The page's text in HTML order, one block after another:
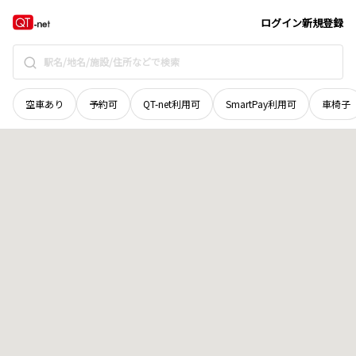
ログイン新規登録
空車あり 予約可 QT-net利用可 SmartPay利用可 車椅子
和歌山県